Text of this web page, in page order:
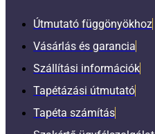
Útmutató függönyökhoz
Vásárlás és garancia
Szállítási információk
Tapétázási útmutató
Tapéta számítás